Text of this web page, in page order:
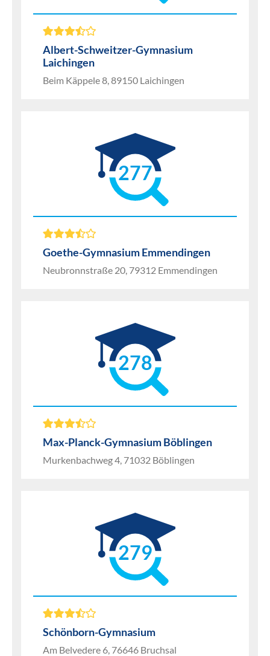
Albert-Schweitzer-Gymnasium
Laichingen
Beim Käppele 8, 89150 Laichingen
277
Goethe-Gymnasium Emmendingen
Neubronnstraße 20, 79312 Emmendingen
278
Max-Planck-Gymnasium Böblingen
Murkenbachweg 4, 71032 Böblingen
279
Schönborn-Gymnasium
Am Belvedere 6, 76646 Bruchsal